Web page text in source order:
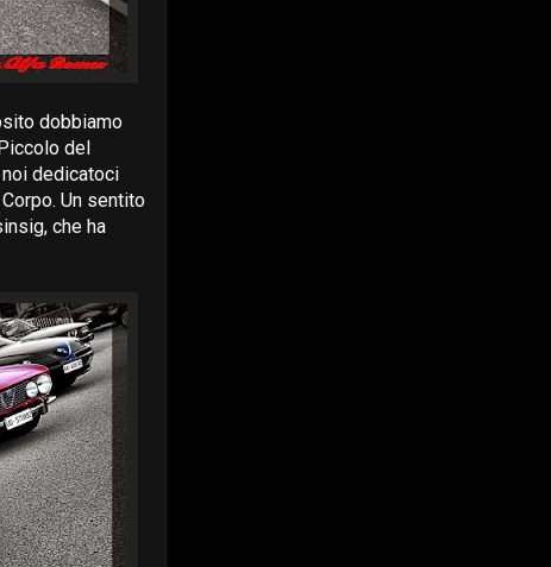
dobbiamo
del
dedicatoci
Un sentito
che ha